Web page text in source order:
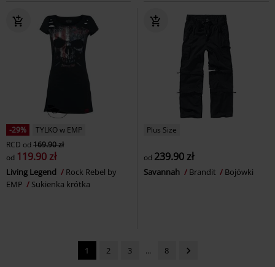
-29%
TYLKO w EMP
RCD od 169.90 zł
od 119.90 zł
Living Legend
Rock Rebel by
EMP
Sukienka krótka
Plus Size
od 239.90 zł
Savannah Brandit Bojówki
1 2 3 ... 8